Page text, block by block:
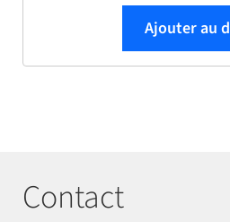
Ajouter au
Contact